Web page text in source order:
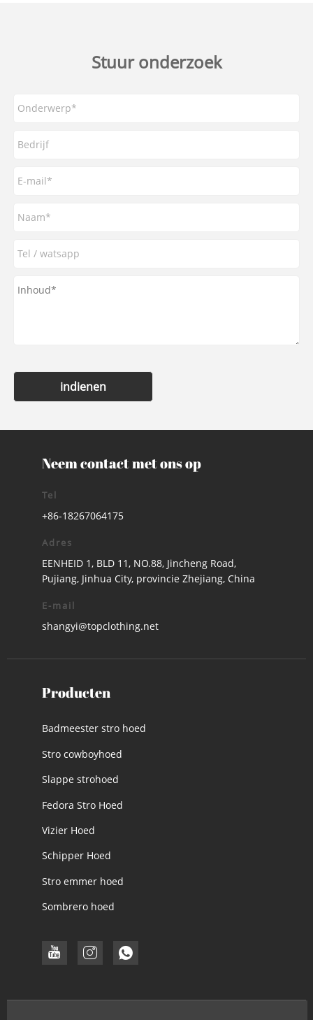
Stuur onderzoek
indienen
Neem contact met ons op
Tel
+86-18267064175
Adres
EENHEID 1, BLD 11, NO.88, Jincheng Road,
Pujiang, Jinhua City, provincie Zhejiang, China
E-mail
shangyi@topclothing.net
Producten
Badmeester stro hoed
Stro cowboyhoed
Slappe strohoed
Fedora Stro Hoed
Vizier Hoed
Schipper Hoed
Stro emmer hoed
Sombrero hoed